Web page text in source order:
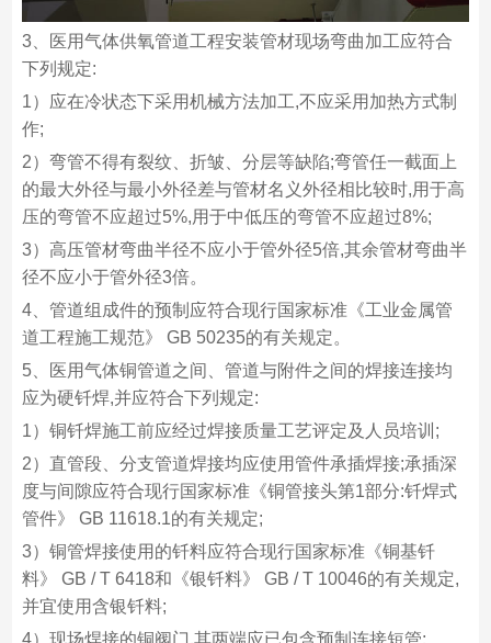
3、医用气体供氧管道工程安装管材现场弯曲加工应符合
下列规定:
1）应在冷状态下采用机械方法加工,不应采用加热方式制
作;
2）弯管不得有裂纹、折皱、分层等缺陷;弯管任一截面上
的最大外径与最小外径差与管材名义外径相比较时,用于高
压的弯管不应超过5%,用于中低压的弯管不应超过8%;
3）高压管材弯曲半径不应小于管外径5倍,其余管材弯曲半
径不应小于管外径3倍。
4、管道组成件的预制应符合现行国家标准《工业金属管
道工程施工规范》 GB 50235的有关规定。
5、医用气体铜管道之间、管道与附件之间的焊接连接均
应为硬钎焊,并应符合下列规定:
1）铜钎焊施工前应经过焊接质量工艺评定及人员培训;
2）直管段、分支管道焊接均应使用管件承插焊接;承插深
度与间隙应符合现行国家标准《铜管接头第1部分:钎焊式
管件》 GB 11618.1的有关规定;
3）铜管焊接使用的钎料应符合现行国家标准《铜基钎
料》 GB / T 6418和《银钎料》 GB / T 10046的有关规定,
并宜使用含银钎料;
4）现场焊接的铜阀门,其两端应已包含预制连接短管;